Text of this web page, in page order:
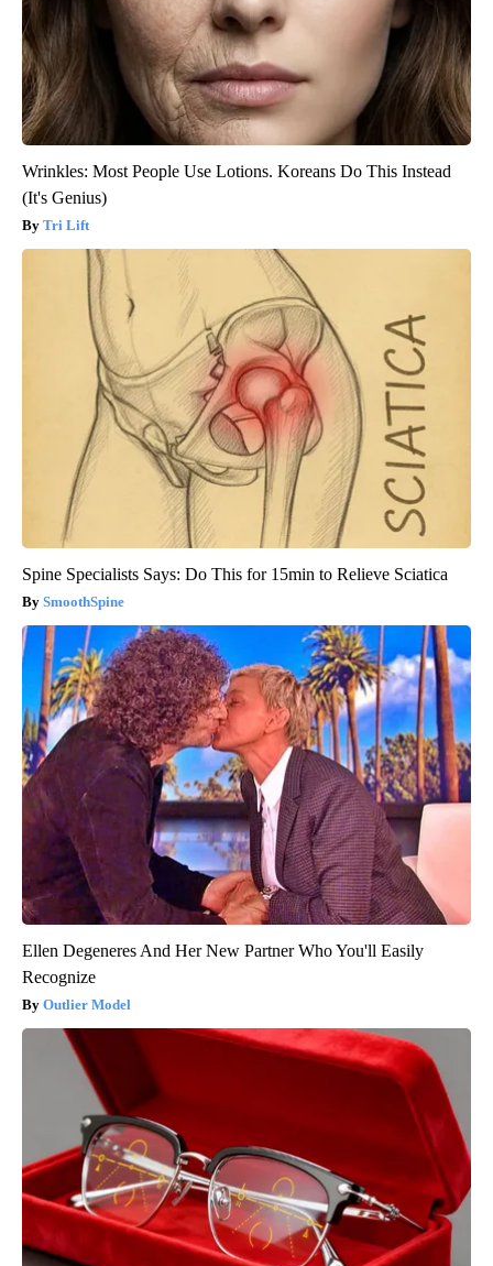
Wrinkles: Most People Use Lotions. Koreans Do This Instead
(It's Genius)
Tri Lift
Spine Specialists Says: Do This for 15min to Relieve Sciatica
SmoothSpine
Ellen Degeneres And Her New Partner Who You'll Easily
Recognize
Outlier Model